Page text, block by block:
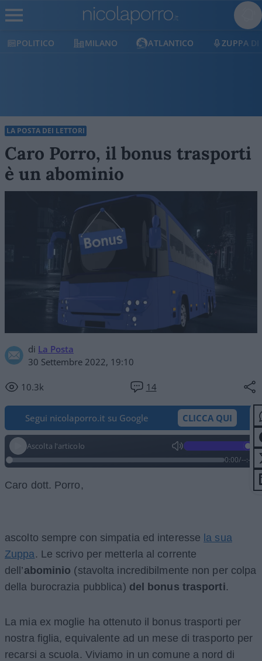
POLITICO MILANO ATLANTICO ZUPPA DI
LA POSTA DEI LETTORI
Caro Porro, il bonus trasporti
è un abominio
di La Posta
30 Settembre 2022, 19:10
10.3k 14
Segui nicolaporro.it su Google CLICCA QUI
Ascolta l'articolo
0:00/--:--
Caro dott. Porro,
ascolto sempre con simpatia ed interesse la sua
Zuppa. Le scrivo per metterla al corrente
dell’abominio (stavolta incredibilmente non per colpa
della burocrazia pubblica) del bonus trasporti.
La mia ex moglie ha ottenuto il bonus trasporti per
nostra figlia, equivalente ad un mese di trasporto per
recarsi a scuola. Viviamo in un comune a nord di